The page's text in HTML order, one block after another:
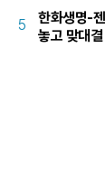
5
한화생명-
놓고 맞대결